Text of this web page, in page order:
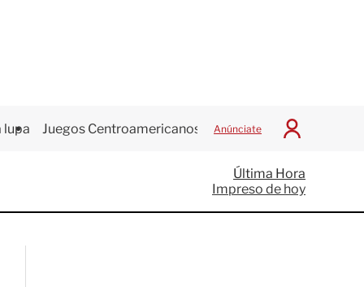
lupa Juegos Centroamericanos Anúnciate
I
c
i
a
Última Hora
Impreso de hoy